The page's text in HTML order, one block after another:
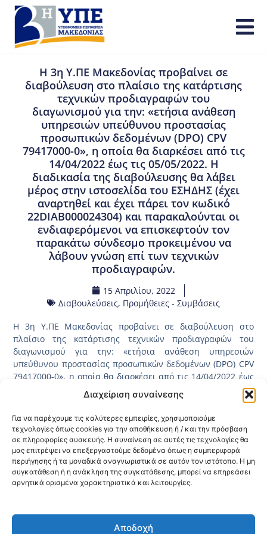
Διαχείριση συναίνεσης
Για να παρέχουμε τις καλύτερες εμπειρίες, χρησιμοποιούμε
τεχνολογίες όπως cookies για την αποθήκευση ή / και την πρόσβαση
σε πληροφορίες συσκευής. Η συναίνεση σε αυτές τις τεχνολογίες θα
μας επιτρέψει να επεξεργαστούμε δεδομένα όπως η συμπεριφορά
περιήγησης ή τα μοναδικά αναγνωριστικά σε αυτόν τον ιστότοπο. Η μη
συγκατάθεση ή η ανάκληση της συγκατάθεσης, μπορεί να επηρεάσει
αρνητικά ορισμένα χαρακτηριστικά και λειτουργίες.
Αποδοχή
Η 3η Υ.ΠΕ Μακεδονίας προβαίνει σε
διαβούλευση στο πλαίσιο της κατάρτισης
τεχνικών προδιαγραφών του
διαγωνισμού για την: «ετήσια ανάθεση
υπηρεσιών υπεύθυνου προστασίας
προσωπικών δεδομένων (DPO) CPV
79417000-0», η οποία θα διαρκέσει από τις
14/04/2022 έως τις 05/05/2022. Η
διαδικασία της διαβούλευσης θα λάβει
μέρος στην ιστοσελίδα του ΕΣΗΔΗΣ (έχει
αναρτηθεί και έχει πάρει τον κωδικό
22DIAB000024304) και παρακαλούνται οι
ενδιαφερόμενοι να επισκεφτούν τον
παρακάτω σύνδεσμο προκειμένου να
λάβουν γνώση επί των τεχνικών
προδιαγραφών.
15 Απριλίου, 2022
Διαβουλεύσεις, Προμήθειες - Συμβάσεις
Η 3η Υ.ΠΕ Μακεδονίας προβαίνει σε διαβούλευση στο
πλαίσιο της κατάρτισης τεχνικών προδιαγραφών του
διαγωνισμού για την: «ετήσια ανάθεση υπηρεσιών
υπεύθυνου προστασίας προσωπικών δεδομένων (DPO) CPV
79417000-0», η οποία θα διαρκέσει από τις 14/04/2022 έως
ιστοσελίδα του ΕΣΗΔΗΣ (έχει αναρτηθεί και έχει πάρει τον
κωδικό 22DIAB000024304) και παρακαλούνται οι
ενδιαφερόμενοι να επισκεφτούν τον
παρακάτωσύνδεσμοπροκειμένου να λάβουν γνώση επί
των τεχνικών προδιαγραφών.